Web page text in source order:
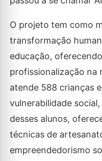
O projeto tem como
transformação
educação,
profissionalização na
atende 588 crianças
vulnerabilidade
desses alunos,
técnicas de
empreendedorismo